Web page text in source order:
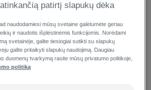
patirtį slapukų dėka
naudodamiesi mūsų svetaine galėtumėte geriau
ir naudotis išplėstinėmis funkcijomis. Norėdami
svetainėje, galite tiesiogiai sutikti su slapukų
galite pritaikyti slapukų naudojimą. Daugiau
duomenų tvarkymą rasite mūsų privatumo politikoje,
politika